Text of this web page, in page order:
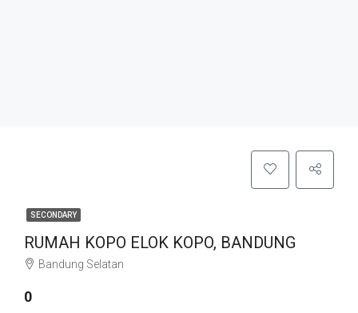
SECONDARY
RUMAH KOPO ELOK KOPO, BANDUNG
Bandung Selatan
0